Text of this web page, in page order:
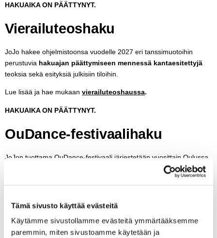
Tämä sivusto käyttää evästeitä
Käytämme sivustollamme evästeitä ymmärtääksemme
paremmin, miten sivustoamme käytetään ja
HAKUAIKA ON PÄÄTTYNYT.
Vierailuteoshaku
JoJo hakee ohjelmistoonsa vuodelle 2027 eri tanssimuotoihin
perustuvia hakuajan päättymiseen mennessä kantaesitettyjä
teoksia sekä esityksiä julkisiin tiloihin.
Lue lisää ja hae mukaan vierailuteoshaussa.
HAKUAIKA ON PÄÄTTYNYT.
OuDance-festivaalihaku
JoJon tuottama OuDance-festivaali järjestetään vuosittain Oulussa
tanssiteoksia sekä esityksiä julkisiin tiloihin ja festivaaliklubille.
Lisäksi haetaan eri-ikäisille suunnattuja teoksia kiertämään
päiväkodeissa, kouluissa tai palvelukeskuksissa.